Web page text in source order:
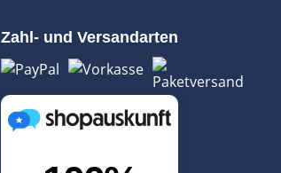
Zahl- und Versandarten